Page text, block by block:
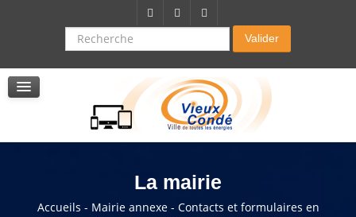
Recherche Valider
La résidence autonomie
Service de soins infirmers à domicile
Service d'aide à domicile
Pole multi services accompagnement seniors
La mairie
Accueils - Mairie annexe - Contacts et formulaires en